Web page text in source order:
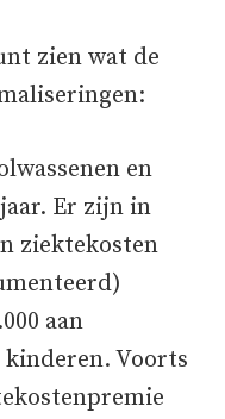
zien wat de
en
Er zijn in
ziektekosten
aan
Voorts